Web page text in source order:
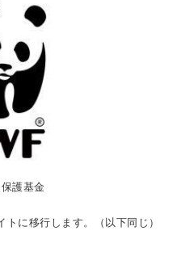
護基金
に移行します。（以下同じ）